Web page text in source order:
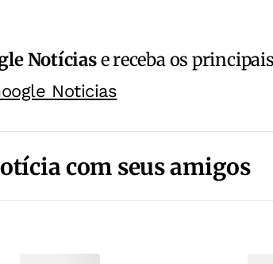
Notíciase receba os
Noticias
com seus amigos